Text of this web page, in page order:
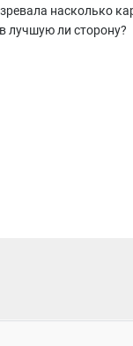
насколько
лучшую ли сторону?